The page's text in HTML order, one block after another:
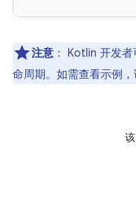
注意 ： Kotlin 开发者
命周期。如需查看示例